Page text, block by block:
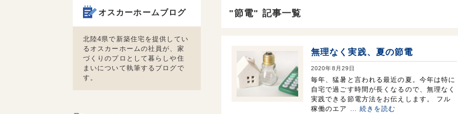
オスカーホームブログ
北陸4県で新築住宅を提供してい
るオスカーホームの社員が、家
づくりのプロとして暮らしや住
まいについて執筆するブログで
す。
"節電" 記事一覧
無理なく実践、夏の節電
2020年8月29日
毎年、猛暑と言われる最近の夏。今年は特に
自宅で過ごす時間が長くなるので、無理なく
実践できる節電方法をお伝えします。 フル
稼働のエア
… 続きを読む